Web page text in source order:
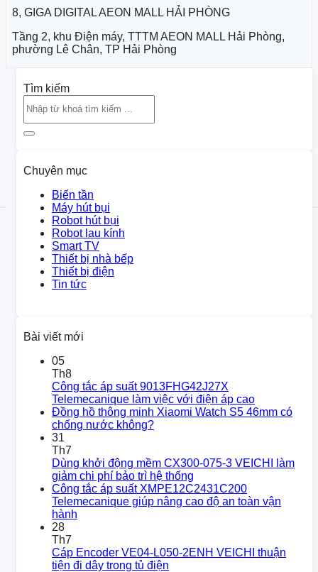
8, GIGA DIGITAL AEON MALL HẢI PHÒNG
Tầng 2, khu Điện máy, TTTM AEON MALL Hải Phòng,
phường Lê Chân, TP Hải Phòng
Tìm kiếm
Chuyên mục
Biến tần
Máy hút bụi
Robot hút bụi
Robot lau kính
Smart TV
Thiết bị nhà bếp
Thiết bị điện
Tin tức
Bài viết mới
05
Th8
Công tắc áp suất 9013FHG42J27X
Telemecanique làm việc với điện áp cao
Đồng hồ thông minh Xiaomi Watch S5 46mm có
chống nước không?
31
Th7
Dùng khởi động mềm CX300-075-3 VEICHI làm
giảm chi phí bảo trì hệ thống
Công tắc áp suất XMPE12C2431C200
Telemecanique giúp nâng cao độ an toàn vận
hành
28
Th7
Cáp Encoder VE04-L050-2ENH VEICHI thuận
tiện đi dây trong tủ điện